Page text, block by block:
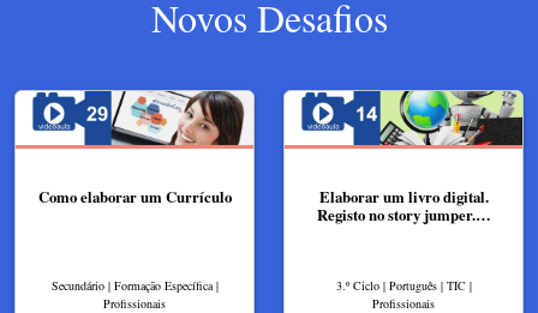
Novos Desafios
Como elaborar um Currículo
Secundário | Formação Específica |
Profissionais
Elaborar um livro digital.
Registo no story jumper.…
3.º Ciclo | Português | TIC |
Profissionais